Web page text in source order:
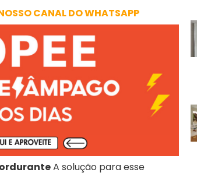
CANAL DO WHATSAPP
A solução para esse